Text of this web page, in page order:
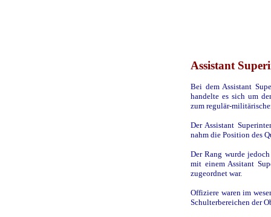
Assistant
Bei dem Assistant
handelte es sich um
zum regulär-
Der Assistant
nahm die Position des
Der Rang wurde
mit einem Assitant
zugeordnet war.
Offiziere waren im
Schulterbereichen der